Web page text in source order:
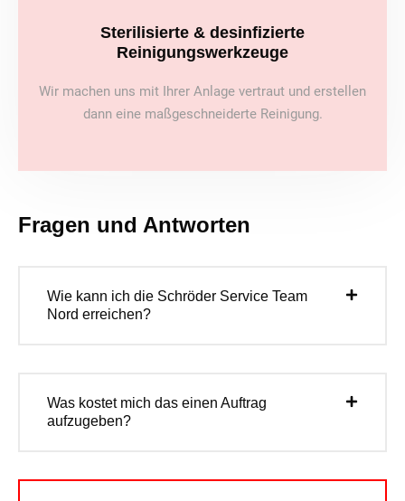
Sterilisierte & desinfizierte
Reinigungswerkzeuge
Wir machen uns mit Ihrer Anlage vertraut und erstellen
dann eine maßgeschneiderte Reinigung.
Fragen und Antworten
Wie kann ich die Schröder Service Team
Nord erreichen?
Was kostet mich das einen Auftrag
aufzugeben?